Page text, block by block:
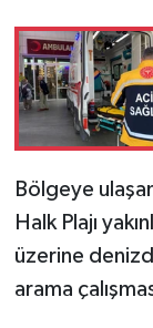
Bölgeye
Halk Plajı
üzerine
arama